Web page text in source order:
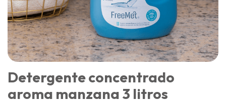
Detergente concentrado
aroma manzana 3 litros